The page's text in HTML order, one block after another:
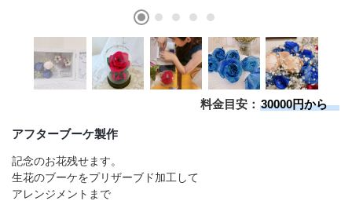
プライバシーポリシー
料金目安： 30000円から
アフターブーケ製作
記念のお花残せます。
生花のブーケをプリザーブド加工して
アレンジメントまで